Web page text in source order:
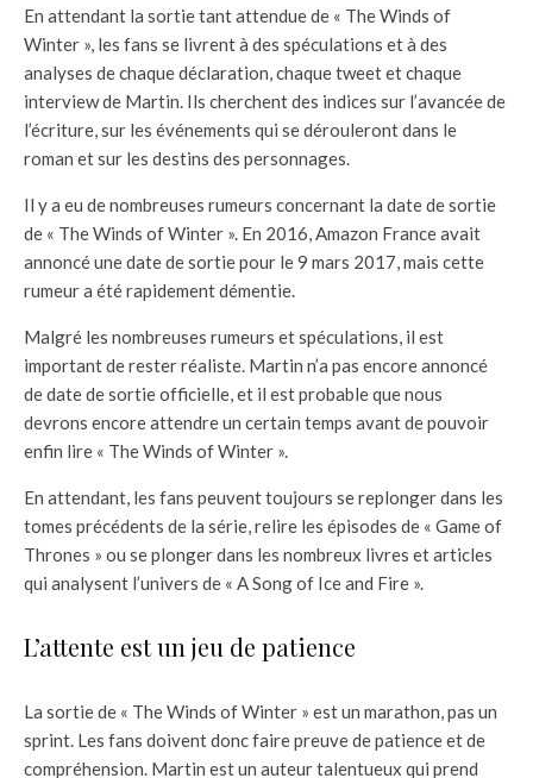
En attendant la sortie tant attendue de « The Winds of
Winter », les fans se livrent à des spéculations et à des
analyses de chaque déclaration, chaque tweet et chaque
interview de Martin. Ils cherchent des indices sur l’avancée de
l’écriture, sur les événements qui se dérouleront dans le
roman et sur les destins des personnages.
Il y a eu de nombreuses rumeurs concernant la date de sortie
de « The Winds of Winter ». En 2016, Amazon France avait
annoncé une date de sortie pour le 9 mars 2017, mais cette
rumeur a été rapidement démentie.
Malgré les nombreuses rumeurs et spéculations, il est
important de rester réaliste. Martin n’a pas encore annoncé
de date de sortie officielle, et il est probable que nous
devrons encore attendre un certain temps avant de pouvoir
enfin lire « The Winds of Winter ».
En attendant, les fans peuvent toujours se replonger dans les
tomes précédents de la série, relire les épisodes de « Game of
Thrones » ou se plonger dans les nombreux livres et articles
qui analysent l’univers de « A Song of Ice and Fire ».
L’attente est un jeu de patience
La sortie de « The Winds of Winter » est un marathon, pas un
sprint. Les fans doivent donc faire preuve de patience et de
compréhension. Martin est un auteur talentueux qui prend